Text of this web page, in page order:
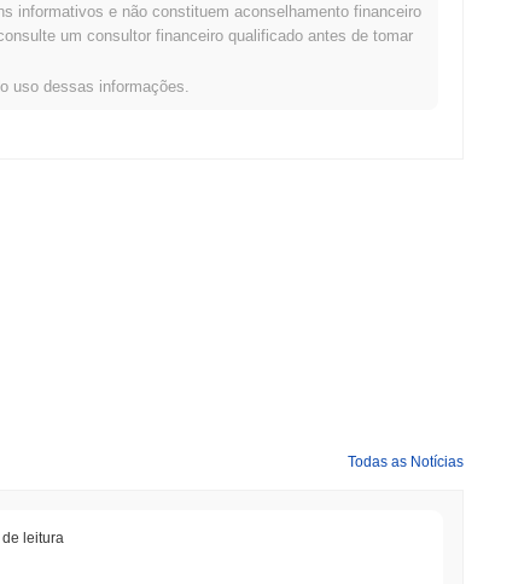
cripto geral que registrou um ganho de0.69%. Isso indica
do mercado mais amplo.
informativos e não constituem aconselhamento financeiro
um consultor financeiro qualificado antes de tomar
uso dessas informações.
Todas as Notícias
leitura